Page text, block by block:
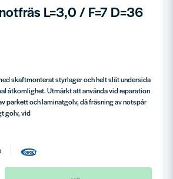
L=3,0 / F=7 D=36
skaftmonterat styrlager och helt slät undersida
åtkomlighet. Utmärkt att använda vid reparation
parkett och laminatgolv, då fräsning av notspår
golv, vid